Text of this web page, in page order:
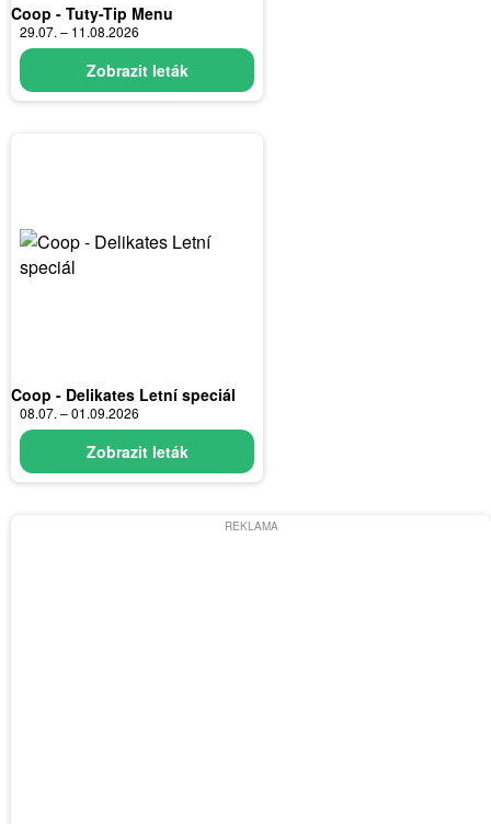
Coop - Tuty-Tip Menu
29.07. – 11.08.2026
Zobrazit leták
Coop - Delikates Letní speciál
08.07. – 01.09.2026
Zobrazit leták
REKLAMA